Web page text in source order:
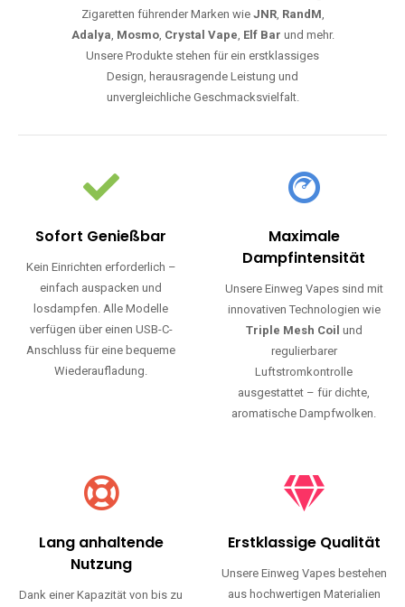
Zigaretten führender Marken wie JNR, RandM,
Adalya, Mosmo, Crystal Vape, Elf Bar und mehr.
Unsere Produkte stehen für ein erstklassiges
Design, herausragende Leistung und
unvergleichliche Geschmacksvielfalt.
Sofort Genießbar
Kein Einrichten erforderlich –
einfach auspacken und
losdampfen. Alle Modelle
verfügen über einen USB-C-
Anschluss für eine bequeme
Wiederaufladung.
Maximale
Dampfintensität
Unsere Einweg Vapes sind mit
innovativen Technologien wie
Triple Mesh Coil und
regulierbarer
Luftstromkontrolle
ausgestattet – für dichte,
aromatische Dampfwolken.
Lang anhaltende
Nutzung
Dank einer Kapazität von bis zu
Erstklassige Qualität
Unsere Einweg Vapes bestehen
aus hochwertigen Materialien